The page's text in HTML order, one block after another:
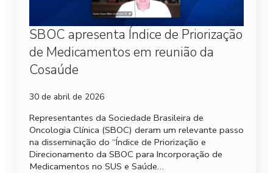
SBOC apresenta Índice de Priorização
de Medicamentos em reunião da
Cosaúde
30 de abril de 2026
Representantes da Sociedade Brasileira de
Oncologia Clínica (SBOC) deram um relevante passo
na disseminação do “Índice de Priorização e
Direcionamento da SBOC para Incorporação de
Medicamentos no SUS e Saúde…